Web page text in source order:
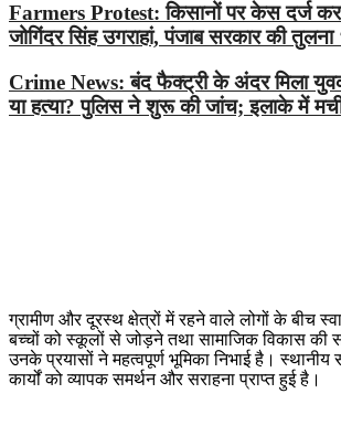
Farmers Protest: किसानों पर केस दर्ज
जोगिंदर सिंह उगराहां, पंजाब सरकार की
Crime News: बंद फैक्ट्री के अंदर मिला
या हत्या? पुलिस ने शुरू की जांच; इलाके में
ग्रामीण और दूरस्थ क्षेत्रों में रहने वाले लोगों के बीच
बच्चों को स्कूलों से जोड़ने तथा सामाजिक विकास की
उनके प्रयासों ने महत्वपूर्ण भूमिका निभाई है।
कार्यों को व्यापक समर्थन और सराहना प्राप्त हुई है।